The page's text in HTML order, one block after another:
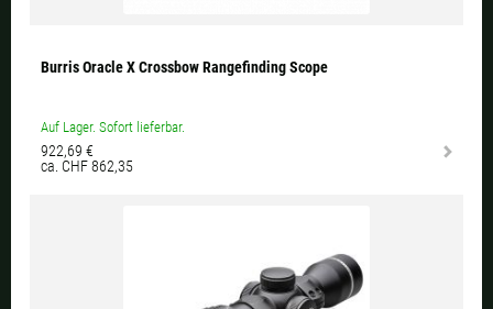
Burris Oracle X Crossbow Rangefinding Scope
Auf Lager. Sofort lieferbar.
922,69 €
ca. CHF 862,35